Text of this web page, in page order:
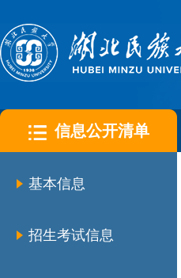
信息公开清单
基本信息
招生考试信息